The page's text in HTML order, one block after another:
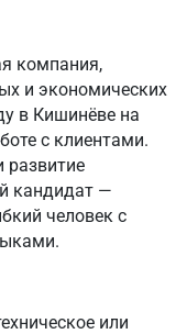
компания,
и экономических
в Кишинёве на
с клиентами.
развитие
кандидат —
человек с
или